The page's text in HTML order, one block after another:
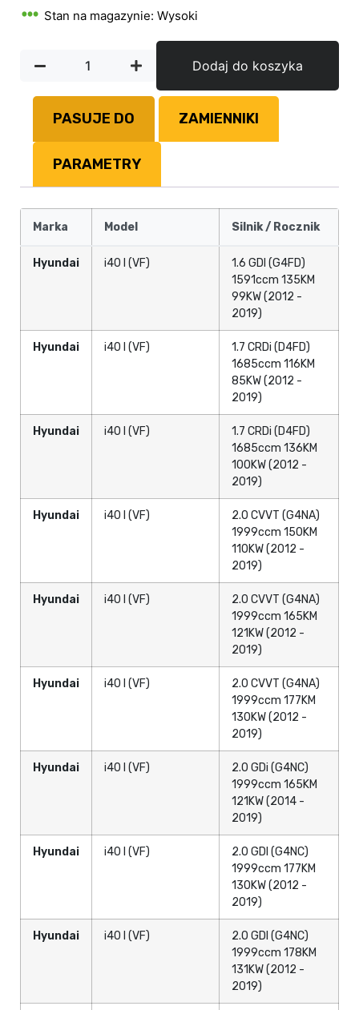
Stan na magazynie: Wysoki
Dodaj do koszyka
PASUJE DO ZAMIENNIKI
PARAMETRY
Marka Model Silnik / Rocznik
Hyundai i40 I (VF)
1.6 GDI (G4FD)
1591ccm 135KM
99KW (2012 -
2019)
Hyundai i40 I (VF)
1.7 CRDi (D4FD)
1685ccm 116KM
85KW (2012 -
2019)
Hyundai i40 I (VF)
1.7 CRDi (D4FD)
1685ccm 136KM
100KW (2012 -
2019)
Hyundai i40 I (VF)
2.0 CVVT (G4NA)
1999ccm 150KM
110KW (2012 -
2019)
Hyundai i40 I (VF)
2.0 CVVT (G4NA)
1999ccm 165KM
121KW (2012 -
2019)
Hyundai i40 I (VF)
2.0 CVVT (G4NA)
1999ccm 177KM
130KW (2012 -
2019)
Hyundai i40 I (VF)
2.0 GDi (G4NC)
1999ccm 165KM
121KW (2014 -
2019)
Hyundai i40 I (VF)
2.0 GDI (G4NC)
1999ccm 177KM
130KW (2012 -
2019)
Hyundai i40 I (VF)
2.0 GDI (G4NC)
1999ccm 178KM
131KW (2012 -
2019)